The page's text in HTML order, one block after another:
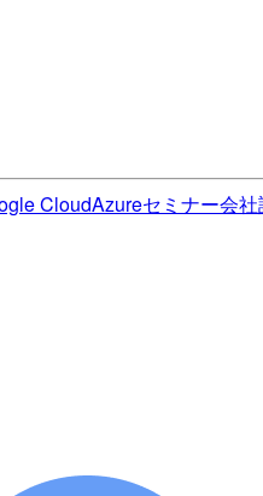
CloudAzureセミナー会社